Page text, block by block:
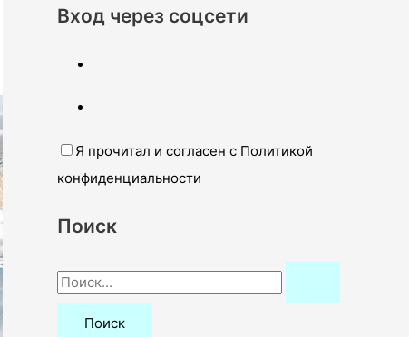
Вход через соцсети
Я прочитал и согласен с Политикой
конфиденциальности
Поиск
П
о